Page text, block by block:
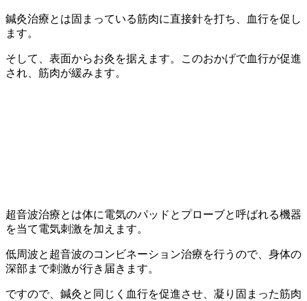
鍼灸治療とは固まっている筋肉に直接針を打ち、血行を促し
ます。
そして、表面からお灸を据えます。このおかげで血行が促進
され、筋肉が緩みます。
超音波治療とは体に電気のパッドとプローブと呼ばれる機器
を当て電気刺激を加えます。
低周波と超音波のコンビネーション治療を行うので、身体の
深部まで刺激が行き届きます。
ですので、鍼灸と同じく血行を促進させ、凝り固まった筋肉